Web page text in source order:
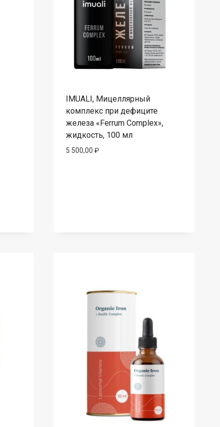
IMUALI, Мицеллярный
комплекс при дефиците
железа «Ferrum Complex»,
жидкость, 100 мл
5 500,00 ₽